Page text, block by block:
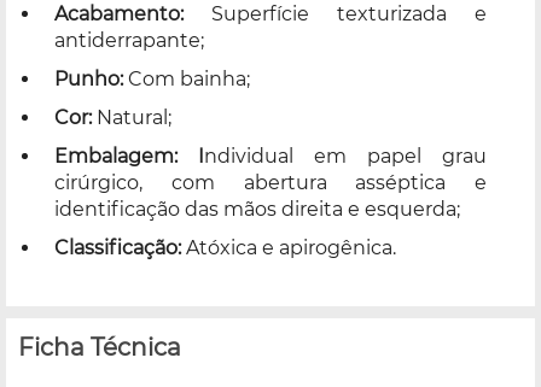
Acabamento: Superfície texturizada e
antiderrapante;
Punho:Com bainha;
Cor: Natural;
Embalagem: Individual em papel grau
cirúrgico, com abertura asséptica e
identificação das mãos direita e esquerda;
Classificação:Atóxica e apirogênica.
Ficha Técnica